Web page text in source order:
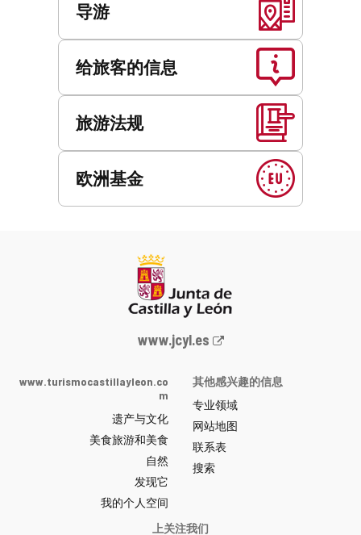
导游
给旅客的信息
旅游法规
欧洲基金
Junta
y
León
网
站
门
户
-
www.jcyl.es
www.turismocastillayleon.co
m
遗产与文化
美食旅游和美食
自然
发现它
我的个人空间
其他感兴趣的信息
专业领域
网站地图
联系表
搜索
上关注我们